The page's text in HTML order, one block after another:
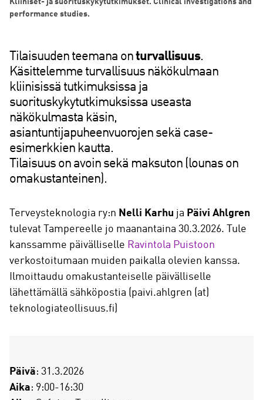
performance studies.
Tilaisuuden teemana onturvallisuus.
Käsittelemme turvallisuus näkökulmaan
kliinisissä tutkimuksissa ja
suorituskykytutkimuksissa useasta
näkökulmasta käsin,
asiantuntijapuheenvuorojen sekä case-
esimerkkien kautta.
Tilaisuus on avoin sekä maksuton (lounas on
omakustanteinen).
Terveysteknologia ry:n Nelli Karhu ja Päivi Ahlgren
tulevat Tampereelle jo maanantaina 30.3.2026. Tule
kanssamme päivälliselle Ravintola Puistoon
verkostoitumaan muiden paikalla olevien kanssa.
Ilmoittaudu omakustanteiselle päivälliselle
lähettämällä sähköpostia (paivi.ahlgren (at)
teknologiateollisuus.fi)
Päivä: 31.3.2026
Aika: 9:00-16:30